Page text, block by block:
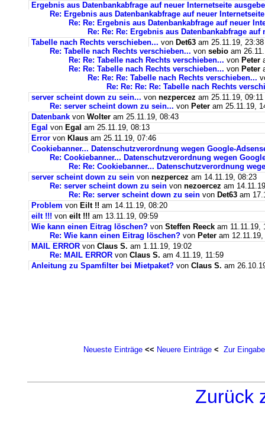
Ergebnis aus Datenbankabfrage auf neuer Internetseite
Re: Ergebnis aus Datenbankabfrage auf neuer
Re: Re: Ergebnis aus Datenbankabfrage auf neuer
Re: Re: Re: Ergebnis aus Datenbankabfrage
Tabelle nach Rechts verschieben... von Det63 am 25.11.19, 23:38
Re: Tabelle nach Rechts verschieben... von sebio am
Re: Re: Tabelle nach Rechts verschieben... von Peter
Re: Re: Tabelle nach Rechts verschieben... von Peter
Re: Re: Re: Tabelle nach Rechts verschieben...
Re: Re: Re: Re: Tabelle nach Rechts
server scheint down zu sein... von nezpercez am 25.11.19, 09:11
Re: server scheint down zu sein... von Peter am 25.11.19,
Datenbank von Wolter am 25.11.19, 08:43
Egal von Egal am 25.11.19, 08:13
Error von Klaus am 25.11.19, 07:46
Cookiebanner... Datenschutzverordnung wegen Google-
Re: Cookiebanner... Datenschutzverordnung wegen
Re: Re: Cookiebanner... Datenschutzverordnung
server scheint down zu sein von nezpercez am 14.11.19, 08:23
Re: server scheint down zu sein von nezoercez am
Re: Re: server scheint down zu sein von Det63 am
Problem von Eilt !! am 14.11.19, 08:20
eilt !!! von eilt !!! am 13.11.19, 09:59
Wie kann einen Eitrag löschen? von Steffen Reeck am 11.11.19,
Re: Wie kann einen Eitrag löschen? von Peter am 12.11.19,
MAIL ERROR von Claus S. am 1.11.19, 19:02
Re: MAIL ERROR von Claus S. am 4.11.19, 11:59
Anleitung zu Spamfilter bei Mietpaket? von Claus S. am
Neueste Einträge << Neuere Einträge < Zur Eingabe
Zurück